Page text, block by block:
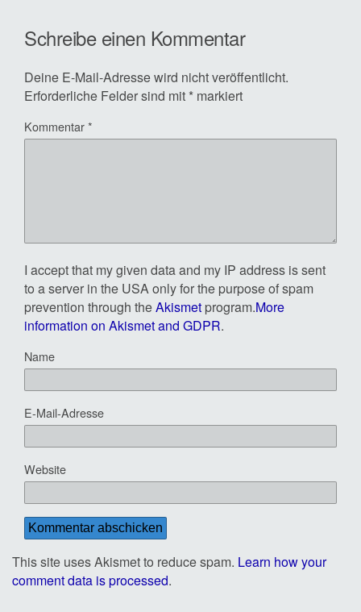
Schreibe einen Kommentar
Deine E-Mail-Adresse wird nicht veröffentlicht.
Erforderliche Felder sind mit * markiert
Kommentar*
I accept that my given data and my IP address is sent
to a server in the USA only for the purpose of spam
prevention through theAkismet program.More
information on Akismet and GDPR.
Name
E-Mail-Adresse
Website
This site uses Akismet to reduce spam. Learn how your
comment data is processed.